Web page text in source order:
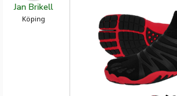
Jan Brikell
Köping